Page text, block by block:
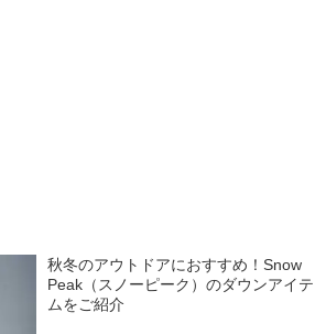
秋冬のアウトドアにおすすめ！Snow
Peak（スノーピーク）のダウンアイテ
ムをご紹介